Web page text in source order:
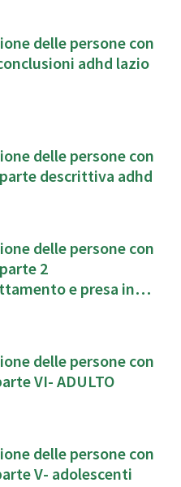
delle persone con
adhd lazio
delle persone con
descrittiva adhd
delle persone con
2
e presa in
delle persone con
VI- ADULTO
delle persone con
V- adolescenti